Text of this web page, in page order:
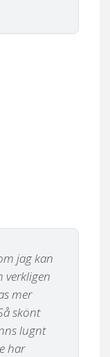
jag kan
verkligen
mer
skönt
lugnt
har